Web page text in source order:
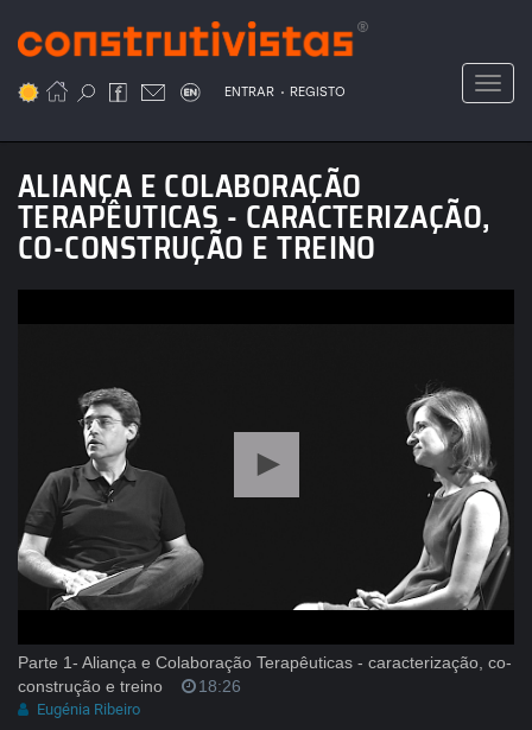
para
conteúdo
ENTRAR . REGISTO
ALIANÇA E COLABORAÇÃO
TERAPÊUTICAS - CARACTERIZAÇÃO,
CO-CONSTRUÇÃO E TREINO
Parte 1- Aliança e Colaboração Terapêuticas - caracterização, co-
construção e treino
18:26
Eugénia Ribeiro